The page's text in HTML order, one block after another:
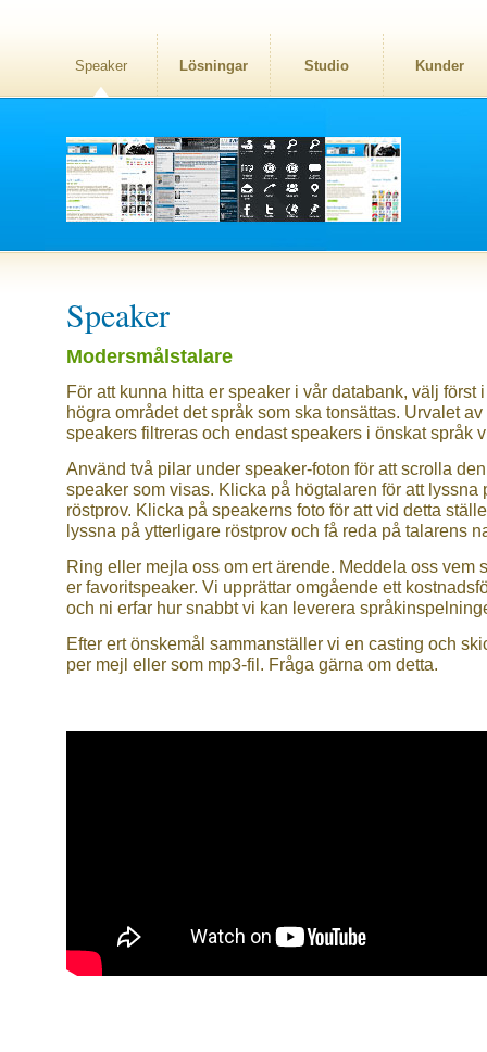
Speaker Lösningar Studio Kunder
Speaker
Modersmålstalare
För att kunna hitta er speaker i vår databank, välj först
högra området det språk som ska tonsättas. Urvalet av
speakers filtreras och endast speakers i önskat språk
Använd två pilar under speaker-foton för att scrolla den
speaker som visas. Klicka på högtalaren för att lyssna
röstprov. Klicka på speakerns foto för att vid detta ställe
lyssna på ytterligare röstprov och få reda på talarens
Ring eller mejla oss om ert ärende. Meddela oss vem
er favoritspeaker. Vi upprättar omgående ett
och ni erfar hur snabbt vi kan leverera
Efter ert önskemål sammanställer vi en casting och
per mejl eller som mp3-fil. Fråga gärna om detta.